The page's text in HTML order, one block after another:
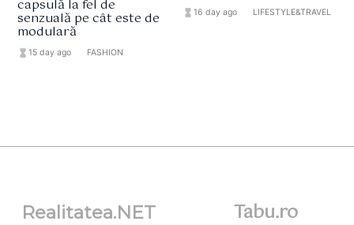
capsulă la fel de
senzuală pe cât este de
modulară
hourglass_full15 day ago FASHION
hourglass_full 16 day ago LIFESTYLE&TRAVEL
Realitatea.NET Tabu.ro